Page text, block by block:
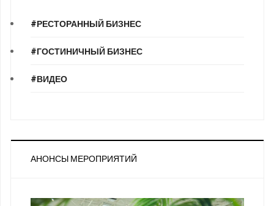
#РЕСТОРАННЫЙ БИЗНЕС
#ГОСТИНИЧНЫЙ БИЗНЕС
#ВИДЕО
АНОНСЫ МЕРОПРИЯТИЙ